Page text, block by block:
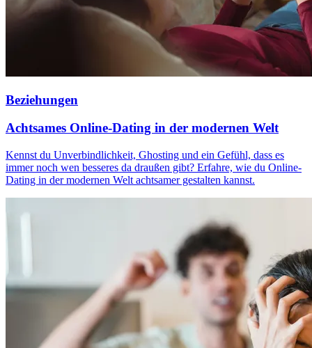
Beziehungen
Achtsames Online-Dating in der modernen Welt
Kennst du Unverbindlichkeit, Ghosting und ein Gefühl, dass es
immer noch wen besseres da draußen gibt? Erfahre, wie du Online-
Dating in der modernen Welt achtsamer gestalten kannst.